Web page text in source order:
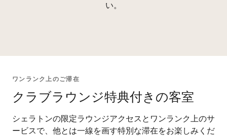
い。
ワンランク上のご滞在
クラブラウンジ特典付きの客室
シェラトンの限定ラウンジアクセスとワンランク上のサ
ービスで、他とは一線を画す特別な滞在をお楽しみくだ